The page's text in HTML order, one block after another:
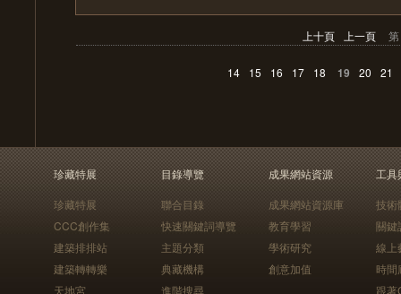
上十頁 上一頁
14 15 16 17 18 19 20 21
珍藏特展
珍藏特展
CCC創作集
建築排排站
建築轉轉樂
天地宮
目錄導覽
聯合目錄
快速關鍵詞導覽
主題分類
典藏機構
進階搜尋
成果網站資源
成果網站資源庫
教育學習
學術研究
創意加值
工具
技術
關鍵
線上
時間
跟